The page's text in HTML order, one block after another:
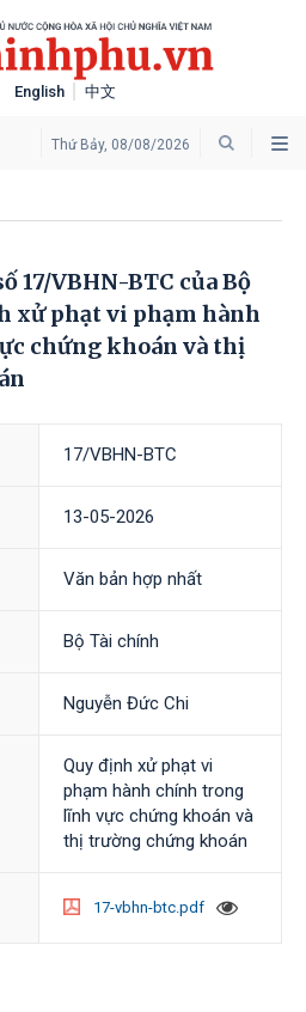
English 中文
Thứ Bảy, 08/08/2026
17/VBHN-BTC của Bộ
xử phạt vi phạm hành
chứng khoán và thị
17/VBHN-BTC
13-05-2026
Văn bản hợp nhất
Bộ Tài chính
Nguyễn Đức Chi
Quy định xử phạt vi
phạm hành chính trong
lĩnh vực chứng khoán và
thị trường chứng khoán
17-vbhn-btc.pdf